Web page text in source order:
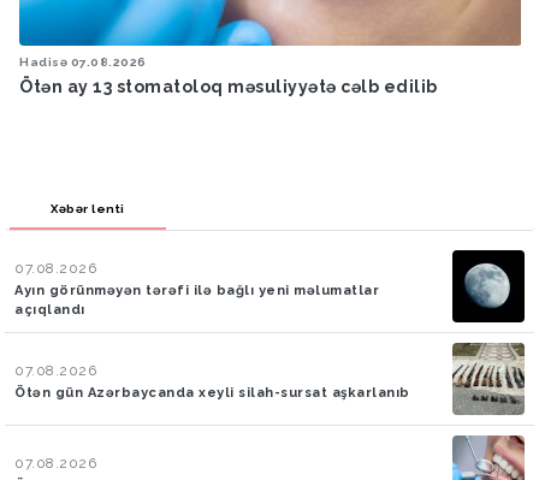
Hadisə 07.08.2026
Ötən ay 13 stomatoloq məsuliyyətə cəlb edilib
Xəbər lenti
07.08.2026
Ayın görünməyən tərəfi ilə bağlı yeni məlumatlar
açıqlandı
07.08.2026
Ötən gün Azərbaycanda xeyli silah-sursat aşkarlanıb
07.08.2026